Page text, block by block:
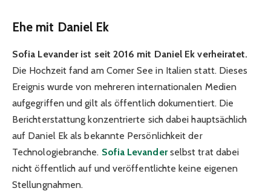
Ehe mit Daniel Ek
Sofia Levander ist seit 2016 mit Daniel Ek verheiratet.
Die Hochzeit fand am Comer See in Italien statt. Dieses
Ereignis wurde von mehreren internationalen Medien
aufgegriffen und gilt als öffentlich dokumentiert. Die
Berichterstattung konzentrierte sich dabei hauptsächlich
auf Daniel Ek als bekannte Persönlichkeit der
Technologiebranche. Sofia Levanderselbst trat dabei
nicht öffentlich auf und veröffentlichte keine eigenen
Stellungnahmen.